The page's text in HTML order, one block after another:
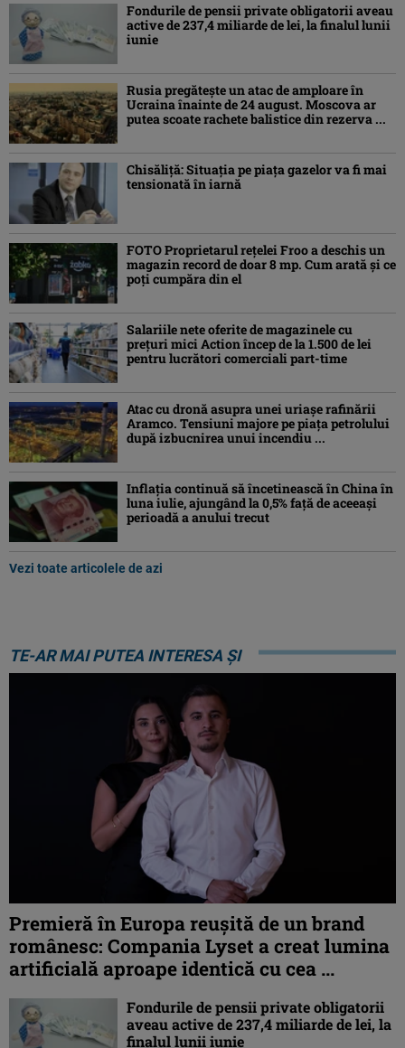
Fondurile de pensii private obligatorii aveau
active de 237,4 miliarde de lei, la finalul lunii
iunie
Rusia pregătește un atac de amploare în
Ucraina înainte de 24 august. Moscova ar
putea scoate rachete balistice din rezerva ...
Chisăliţă: Situaţia pe piaţa gazelor va fi mai
tensionată în iarnă
FOTO Proprietarul rețelei Froo a deschis un
magazin record de doar 8 mp. Cum arată și ce
poți cumpăra din el
Salariile nete oferite de magazinele cu
prețuri mici Action încep de la 1.500 de lei
pentru lucrători comerciali part-time
Atac cu dronă asupra unei uriașe rafinării
Aramco. Tensiuni majore pe piața petrolului
după izbucnirea unui incendiu ...
Inflaţia continuă să încetinească în China în
luna iulie, ajungând la 0,5% faţă de aceeaşi
perioadă a anului trecut
Vezi toate articolele de azi
TE-AR MAI PUTEA INTERESA ȘI
Premieră în Europa reușită de un brand
românesc: Compania Lyset a creat lumina
artificială aproape identică cu cea ...
Fondurile de pensii private obligatorii
aveau active de 237,4 miliarde de lei, la
finalul lunii iunie